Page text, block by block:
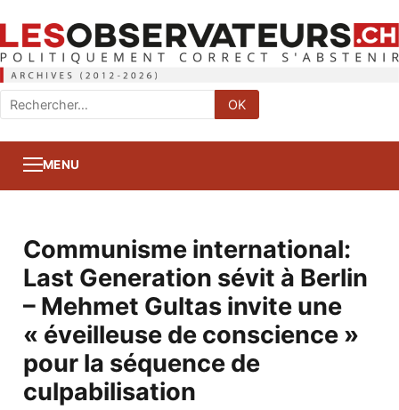
Rechercher
:
OK
MENU
Communisme international:
Last Generation sévit à Berlin
– Mehmet Gultas invite une
« éveilleuse de conscience »
pour la séquence de
culpabilisation